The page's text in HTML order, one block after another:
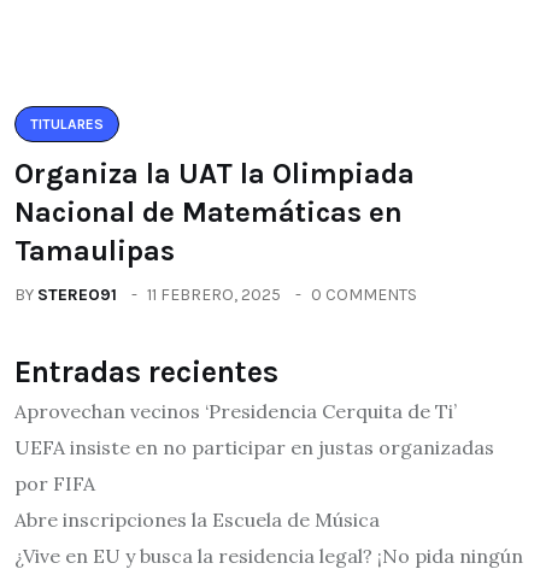
TITULARES
Organiza la UAT la Olimpiada
Nacional de Matemáticas en
Tamaulipas
BY STEREO91 11 FEBRERO, 2025 0 COMMENTS
Entradas recientes
Aprovechan vecinos ‘Presidencia Cerquita de Ti’
UEFA insiste en no participar en justas organizadas
por FIFA
Abre inscripciones la Escuela de Música
¿Vive en EU y busca la residencia legal? ¡No pida ningún